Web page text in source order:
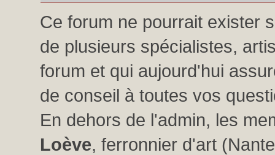
Ce forum ne pourrait exister
de plusieurs spécialistes,
forum et qui aujourd'hui
de conseil à toutes vos
En dehors de l'admin, les
Loève, ferronnier d'art